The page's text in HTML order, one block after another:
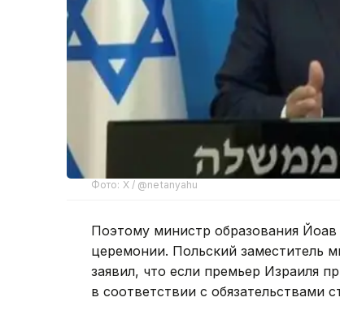
Фото: X / @netanyahu
Поэтому министр образования
церемонии. Польский заместитель
заявил, что если премьер Израиля
в соответствии с обязательствами